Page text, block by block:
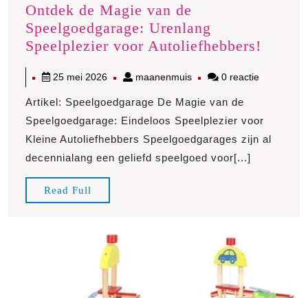
Ontdek de Magie van de
Speelgoedgarage: Urenlang
Speelplezier voor Autoliefhebbers!
de
25 mei 202625
2026
maanenmuismaanenmuis
0 reactie
Artikel: Speelgoedgarage De Magie van de
Speelgoedgarage: Eindeloos Speelplezier voor
Kleine Autoliefhebbers Speelgoedgarages zijn al
decennialang een geliefd speelgoed voor[...]
Read Full
Full